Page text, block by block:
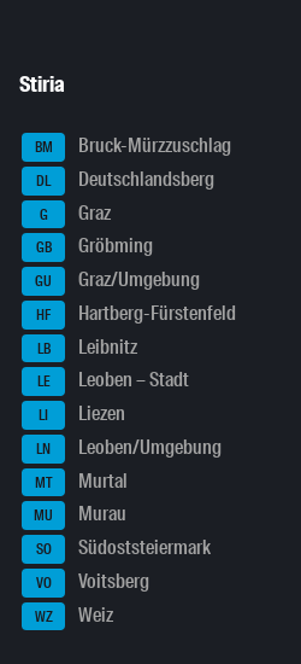
Stiria
BM Bruck-Mürzzuschlag
DL Deutschlandsberg
G Graz
GB Gröbming
GU Graz/Umgebung
HF Hartberg-Fürstenfeld
LB Leibnitz
LE Leoben – Stadt
LI Liezen
LN Leoben/Umgebung
MT Murtal
MU Murau
SO Südoststeiermark
VO Voitsberg
WZ Weiz